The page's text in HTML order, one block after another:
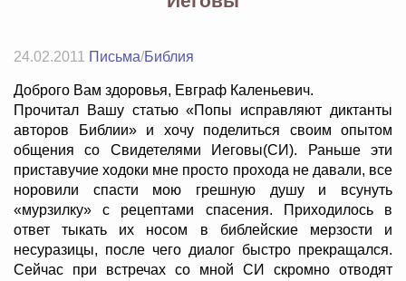
24.02.2011 Письма/Библия
Доброго Вам здоровья, Евграф Каленьевич.
Прочитал Вашу статью «Попы исправляют диктанты
авторов Библии» и хочу поделиться своим опытом
общения со Свидетелями Иеговы(СИ). Раньше эти
приставучие ходоки мне просто прохода не давали, все
норовили спасти мою грешную душу и всунуть
«мурзилку» с рецептами спасения. Приходилось в
ответ тыкать их носом в библейские мерзости и
несуразицы, после чего диалог быстро прекращался.
Сейчас при встречах со мной СИ скромно отводят